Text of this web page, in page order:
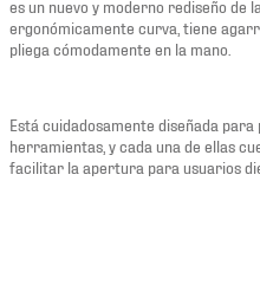
es un nuevo y moderno rediseño de
ergonómicamente curva, tiene
pliega cómodamente en la mano.
Está cuidadosamente diseñada
herramientas, y cada una de ellas
facilitar la apertura para usuarios